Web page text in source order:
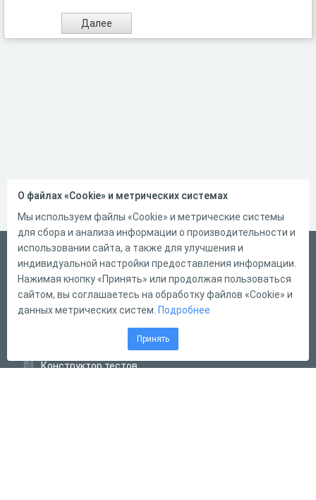
Русский
Справка
Форма обратной связи
Конструктор тестов
О файлах «Cookie» и метрических системах
Мы используем файлы «Cookie» и метрические системы
для сбора и анализа информации о производительности и
использовании сайта, а также для улучшения и
индивидуальной настройки предоставления информации.
Нажимая кнопку «Принять» или продолжая пользоваться
сайтом, вы соглашаетесь на обработку файлов «Cookie» и
данных метрических систем. Подробнее
Принять